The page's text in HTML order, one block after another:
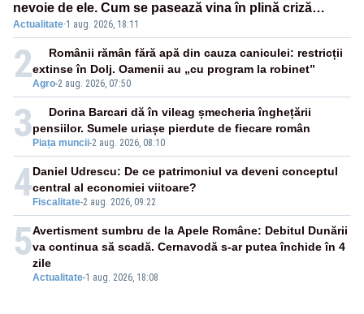
nevoie de ele. Cum se pasează vina în plină criză
energetică
Actualitate·1 aug. 2026, 18:11
2Agro-2 aug. 2026, 07:50
Românii rămân fără apă din cauza caniculei: restricții
extinse în Dolj. Oamenii au „cu program la robinet”
3 Piața muncii-2 aug. 2026, 08:10
Dorina Barcari dă în vileag șmecheria înghețării
pensiilor. Sumele uriașe pierdute de fiecare român
4 Fiscalitate-2 aug. 2026, 09:22
Daniel Udrescu: De ce patrimoniul va deveni conceptul
central al economiei viitoare?
5
Actualitate-1 aug. 2026, 18:08
Avertisment sumbru de la Apele Române: Debitul Dunării
va continua să scadă. Cernavodă s-ar putea închide în 4
zile